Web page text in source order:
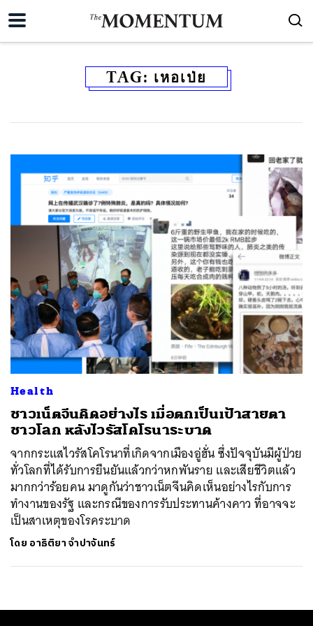
TAG: เหอเป่ย
Health
ชาวเน็ตจีนคิดอย่างไร เมื่อตกเป็นเป้าสายตา
ชาวโลก หลังไวรัสโคโรนาระบาด
จากกระแสไวรัสโคโรนาที่เกิดจากเมืองอู่ฮั่น ซึ่งปัจจุบันมีผู้ป่วย
ทั่วโลกที่ได้รับการยืนยันแล้วกว่าหกพันราย และเสียชีวิตแล้ว
มากกว่าร้อยคน มาดูกันว่าชาวเน็ตจีนคิดเห็นอย่างไรกับการ
ทำงานของรัฐ และกรณีของการรับประทานค้างคาว ที่อาจจะ
เป็นสาเหตุของโรคระบาด
โดย อาธิติยา จำปาจันทร์
ค้นหา
SHARE TWEET LINE EMAIL